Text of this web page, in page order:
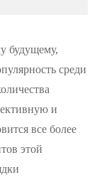
будущему,
среди
и
все более
этой